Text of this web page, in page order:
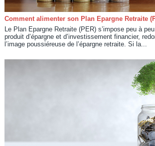
Comment alimenter son Plan Epargne Retraite
Le Plan Epargne Retraite (PER) s’impose peu à
produit d’épargne et d’investissement financier,
l’image poussiéreuse de l’épargne retraite. Si la...